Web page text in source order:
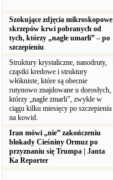
Szokujące zdjęcia mikroskopowe
skrzepów krwi pobranych od
tych, którzy „nagle umarli” – po
szczepieniu
Struktury krystaliczne, nanodruty,
cząstki kredowe i struktury
włókniste, które są obecnie
rutynowo znajdowane u dorosłych,
którzy „nagle zmarli”, zwykle w
ciągu kilku miesięcy po szczepieniu
na kowid.
Iran mówi „nie” zakończeniu
blokady Cieśniny Ormuz po
przyznaniu się Trumpa | Janta
Ka Reporter